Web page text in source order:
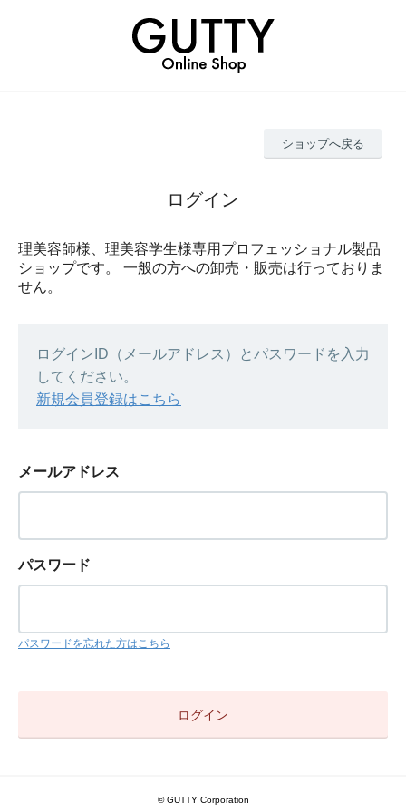
ショップへ戻る
ログイン
理美容師様、理美容学生様専用プロフェッショナル製品
ショップです。 一般の方への卸売・販売は行っておりま
せん。
ログインID（メールアドレス）とパスワードを入力
してください。
新規会員登録はこちら
メールアドレス
パスワード
パスワードを忘れた方はこちら
© GUTTY Corporation